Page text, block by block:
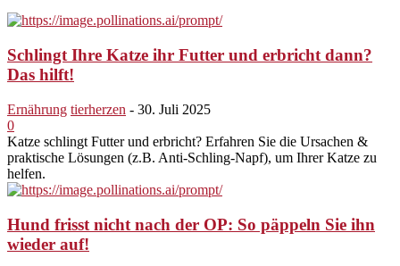
Schlingt Ihre Katze ihr Futter und erbricht dann?
Das hilft!
Ernährung tierherzen - 30. Juli 2025
0
Katze schlingt Futter und erbricht? Erfahren Sie die Ursachen &
praktische Lösungen (z.B. Anti-Schling-Napf), um Ihrer Katze zu
helfen.
Hund frisst nicht nach der OP: So päppeln Sie ihn
wieder auf!